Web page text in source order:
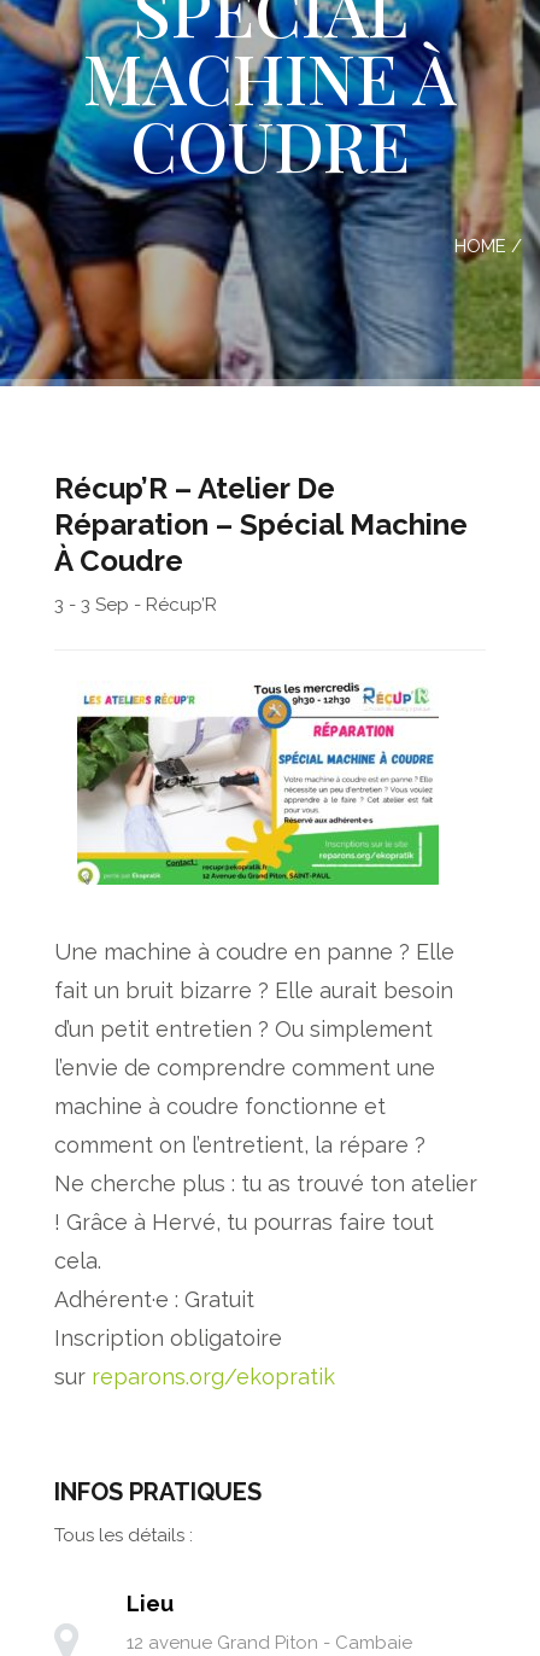
MACHINE À
COUDRE
HOME /
Récup’R – Atelier De
Réparation – Spécial Machine
À Coudre
3 - 3 Sep - Récup’R
Une machine à coudre en panne ? Elle
fait un bruit bizarre ? Elle aurait besoin
d’un petit entretien ? Ou simplement
l’envie de comprendre comment une
machine à coudre fonctionne et
comment on l’entretient, la répare ?
Ne cherche plus : tu as trouvé ton atelier
! Grâce à Hervé, tu pourras faire tout
cela.
Adhérent·e : Gratuit
Inscription obligatoire
sur reparons.org/ekopratik
INFOS PRATIQUES
Tous les détails :
Lieu
12 avenue Grand Piton - Cambaie